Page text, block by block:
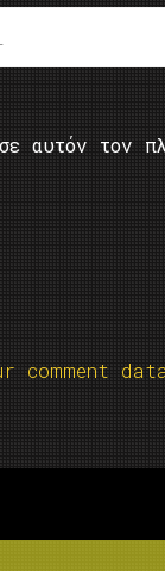
αυτόν τον
comment